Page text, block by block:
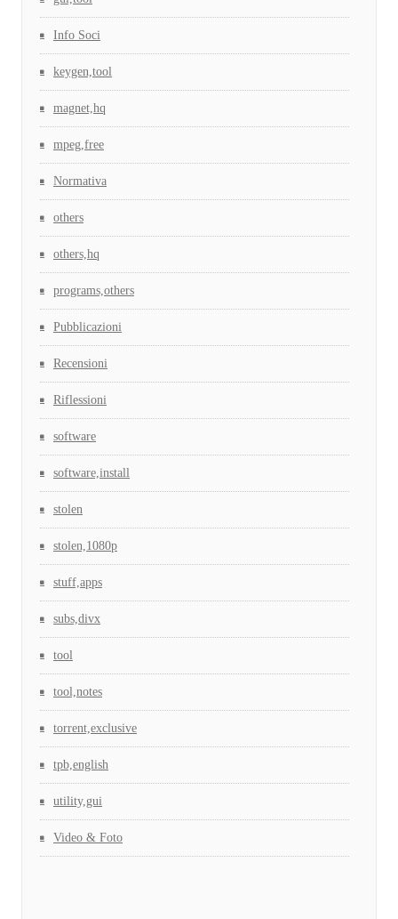
Info Soci
keygen,tool
magnet,hq
mpeg,free
Normativa
others
others,hq
programs,others
Pubblicazioni
Recensioni
Riflessioni
software
software,install
stolen
stolen,1080p
stuff,apps
subs,divx
tool
tool,notes
torrent,exclusive
tpb,english
utility,gui
Video & Foto